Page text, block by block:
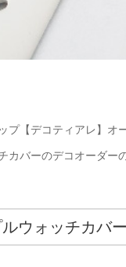
プ【デコティアレ】オ
カバーのデコオーダー
ウォッチカバー